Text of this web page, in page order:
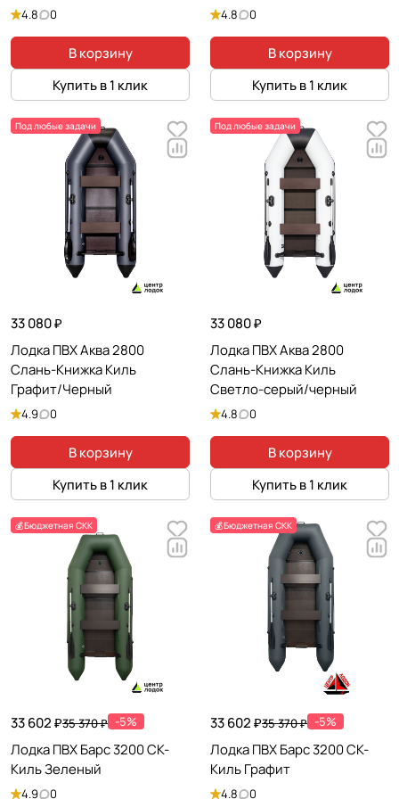
4.8 0
В корзину
Купить в 1 клик
4.8 0
В корзину
Купить в 1 клик
Под любые задачи
33 080 ₽
Лодка ПВХ Аква 2800
Слань-Книжка Киль
Графит/Черный
4.9 0
В корзину
Купить в 1 клик
Под любые задачи
33 080 ₽
Лодка ПВХ Аква 2800
Слань-Книжка Киль
Светло-серый/черный
4.8 0
В корзину
Купить в 1 клик
💰Бюджетная СКК
33 602 ₽35 370 ₽ -5%
Лодка ПВХ Барс 3200 СК-
Киль Зеленый
4.9 0
💰Бюджетная СКК
33 602 ₽35 370 ₽ -5%
Лодка ПВХ Барс 3200 СК-
Киль Графит
4.8 0